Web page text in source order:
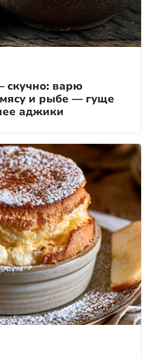
скучно: варю
и рыбе — гуще
аджики